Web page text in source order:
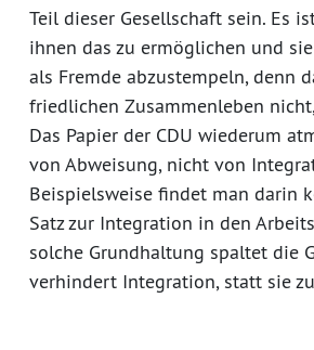
Teil dieser Gesellschaft sein. Es
ihnen das zu ermöglichen und
als Fremde abzustempeln, denn
friedlichen Zusammenleben
Das Papier der CDU wiederum
von Abweisung, nicht von
Beispielsweise findet man darin
Satz zur Integration in den
solche Grundhaltung spaltet die
verhindert Integration, statt sie